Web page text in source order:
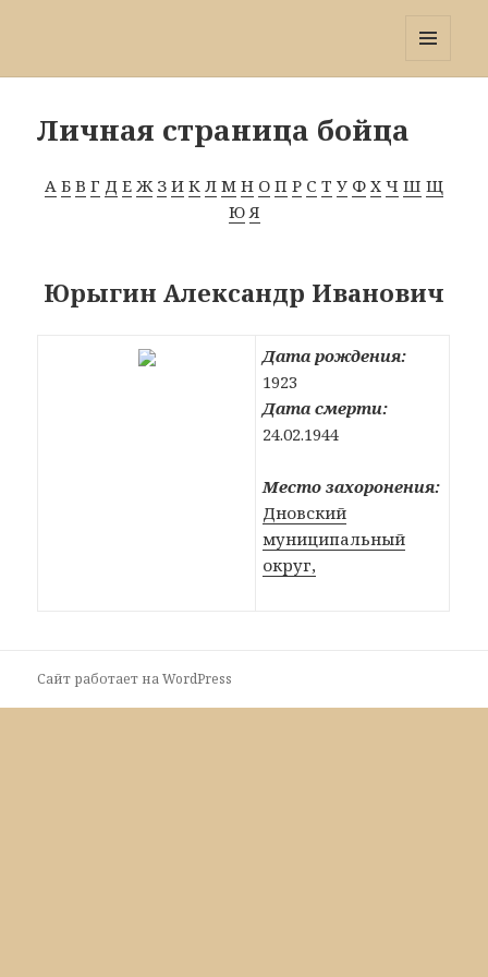
Личная страница бойца
А Б В Г Д Е Ж З И К Л М Н О П Р С Т У Ф Х Ч Ш Щ
Ю Я
Юрыгин Александр Иванович
Дата рождения:
1923
Дата смерти:
24.02.1944
Место захоронения:
Дновский
муниципальный
округ,
Сайт работает на WordPress